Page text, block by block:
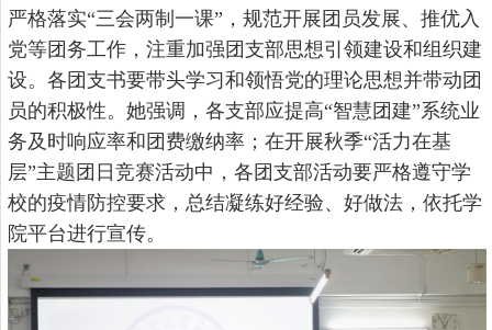
严格落实“三会两制一课”，规范开展团员发展、推优入
党等团务工作，注重加强团支部思想引领建设和组织建
设。各团支书要带头学习和领悟党的理论思想并带动团
员的积极性。她强调，各支部应提高“智慧团建”系统业
务及时响应率和团费缴纳率；在开展秋季“活力在基
层”主题团日竞赛活动中，各团支部活动要严格遵守学
校的疫情防控要求，总结凝练好经验、好做法，依托学
院平台进行宣传。